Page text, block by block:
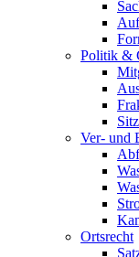
Politik &
Ver- und
Ortsrecht